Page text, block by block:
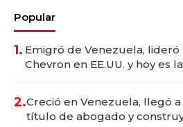
Popular
1. Emigró de Venezuela, lideró
Chevron en EE.UU. y hoy es
2.Creció en Venezuela, llegó
título de abogado y